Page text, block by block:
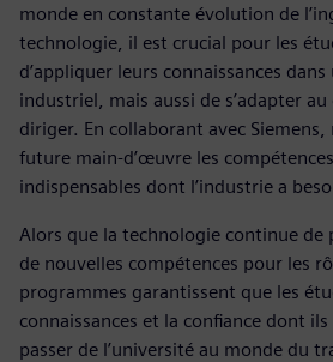
monde en constante évolution de
technologie, il est crucial pour les
d’appliquer leurs connaissances
industriel, mais aussi de s’adapter
diriger. En collaborant avec
future main-d’œuvre les
indispensables dont l’industrie a
Alors que la technologie continue de
de nouvelles compétences pour les
programmes garantissent que les
connaissances et la confiance dont
passer de l’université au monde du